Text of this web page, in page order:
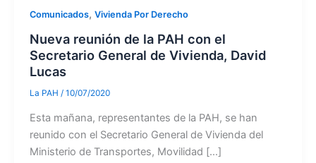
Comunicados, Vivienda Por Derecho
Nueva reunión de la PAH con el
Secretario General de Vivienda, David
Lucas
La PAH / 10/07/2020
Esta mañana, representantes de la PAH, se han
reunido con el Secretario General de Vivienda del
Ministerio de Transportes, Movilidad […]